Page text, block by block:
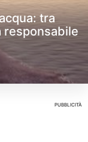
tra
responsabile
PUBBLICITÀ